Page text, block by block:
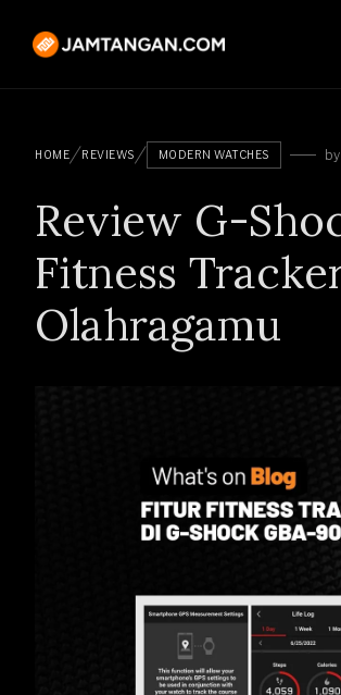
HOME REVIEWS MODERN WATCHES by
Review G-
Fitness
Olahragamu